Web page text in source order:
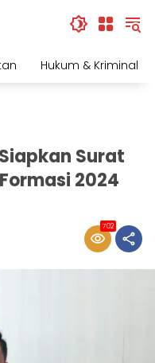
Hukum & Kriminal
Surat
2024
702